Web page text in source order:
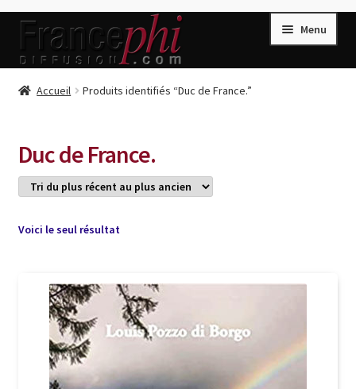
Aller
la
Aller
contenu
Menu
Accueil
Conditions de Vente
Connection
Listes d’Envies
Livres de Peter Randa
Livres de Philippe Randa
Login Customizer
Accueil Produits identifiés “Duc de France.”
Duc de France.
Voici le seul résultat